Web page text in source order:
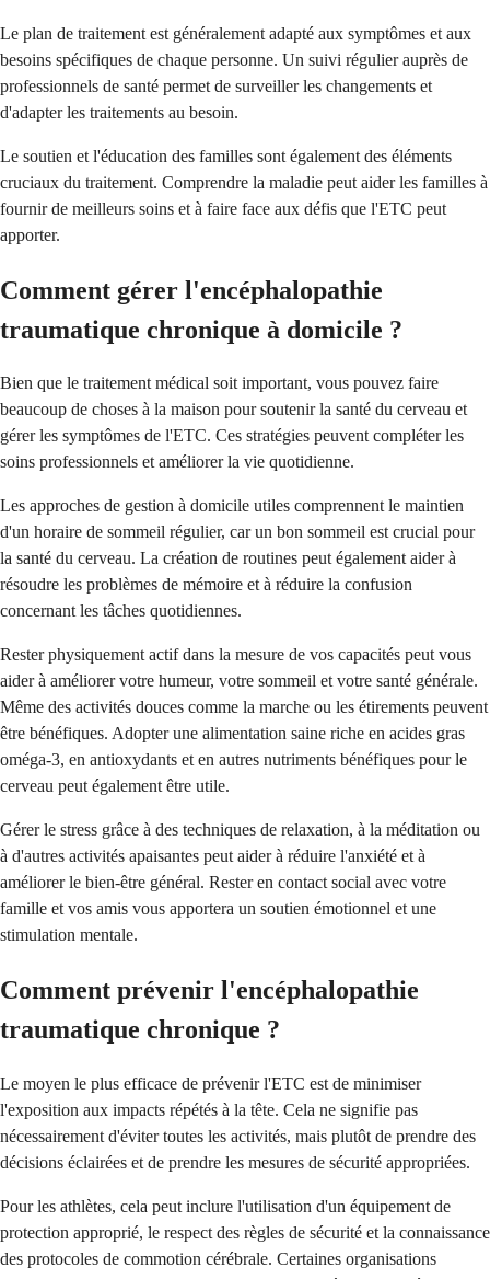
Le plan de traitement est généralement adapté aux symptômes et aux
besoins spécifiques de chaque personne. Un suivi régulier auprès de
professionnels de santé permet de surveiller les changements et
d'adapter les traitements au besoin.
Le soutien et l'éducation des familles sont également des éléments
cruciaux du traitement. Comprendre la maladie peut aider les familles à
fournir de meilleurs soins et à faire face aux défis que l'ETC peut
apporter.
Comment gérer l'encéphalopathie
traumatique chronique à domicile ?
Bien que le traitement médical soit important, vous pouvez faire
beaucoup de choses à la maison pour soutenir la santé du cerveau et
gérer les symptômes de l'ETC. Ces stratégies peuvent compléter les
soins professionnels et améliorer la vie quotidienne.
Les approches de gestion à domicile utiles comprennent le maintien
d'un horaire de sommeil régulier, car un bon sommeil est crucial pour
la santé du cerveau. La création de routines peut également aider à
résoudre les problèmes de mémoire et à réduire la confusion
concernant les tâches quotidiennes.
Rester physiquement actif dans la mesure de vos capacités peut vous
aider à améliorer votre humeur, votre sommeil et votre santé générale.
Même des activités douces comme la marche ou les étirements peuvent
être bénéfiques. Adopter une alimentation saine riche en acides gras
oméga-3, en antioxydants et en autres nutriments bénéfiques pour le
cerveau peut également être utile.
Gérer le stress grâce à des techniques de relaxation, à la méditation ou
à d'autres activités apaisantes peut aider à réduire l'anxiété et à
améliorer le bien-être général. Rester en contact social avec votre
famille et vos amis vous apportera un soutien émotionnel et une
stimulation mentale.
Comment prévenir l'encéphalopathie
traumatique chronique ?
Le moyen le plus efficace de prévenir l'ETC est de minimiser
l'exposition aux impacts répétés à la tête. Cela ne signifie pas
nécessairement d'éviter toutes les activités, mais plutôt de prendre des
décisions éclairées et de prendre les mesures de sécurité appropriées.
Pour les athlètes, cela peut inclure l'utilisation d'un équipement de
protection approprié, le respect des règles de sécurité et la connaissance
des protocoles de commotion cérébrale. Certaines organisations